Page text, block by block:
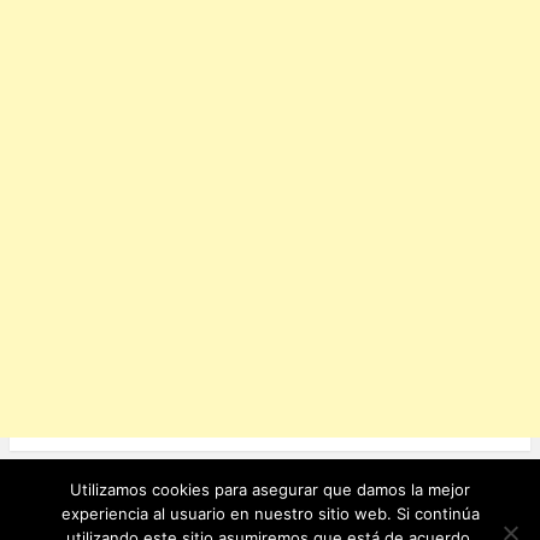
Ver sitio completo
Utilizamos cookies para asegurar que damos la mejor
experiencia al usuario en nuestro sitio web. Si continúa